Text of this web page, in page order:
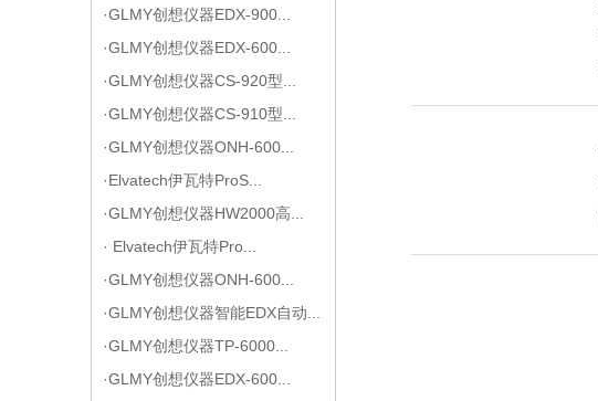
·GLMY创想仪器EDX-900...
·GLMY创想仪器EDX-600...
·GLMY创想仪器CS-920型...
·GLMY创想仪器CS-910型...
·GLMY创想仪器ONH-600...
·Elvatech伊瓦特ProS...
·GLMY创想仪器HW2000高...
· Elvatech伊瓦特Pro...
·GLMY创想仪器ONH-600...
·GLMY创想仪器智能EDX自动...
·GLMY创想仪器TP-6000...
·GLMY创想仪器EDX-600...